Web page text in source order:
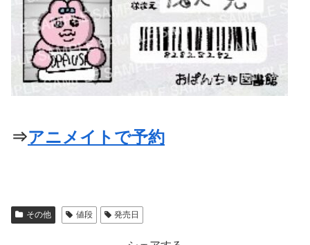
⇒アニメイトで予約
その他 値段 発売日